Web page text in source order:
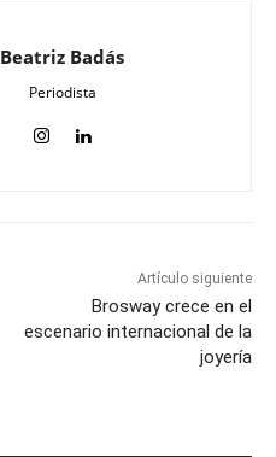
Beatriz Badás
Periodista
Artículo siguiente
Brosway crece en el
escenario internacional de la
joyería